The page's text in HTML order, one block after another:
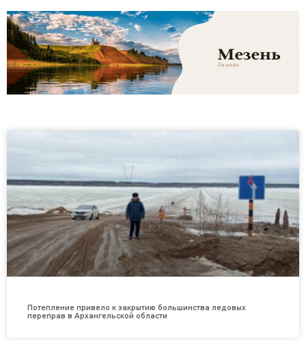
Потепление привело к закрытию большинства ледовых
переправ в Архангельской области